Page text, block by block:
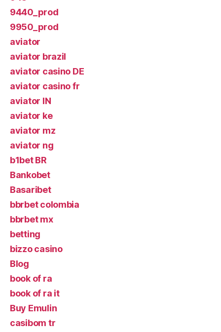
9440_prod
9950_prod
aviator
aviator brazil
aviator casino DE
aviator casino fr
aviator IN
aviator ke
aviator mz
aviator ng
b1bet BR
Bankobet
Basaribet
bbrbet colombia
bbrbet mx
betting
bizzo casino
Blog
book of ra
book of ra it
Buy Emulin
casibom tr